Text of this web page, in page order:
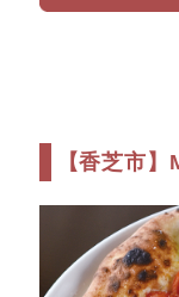
【香芝市